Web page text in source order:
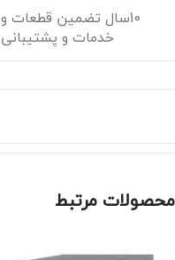
10سال تضمین قطعات و
خدمات و پشتیبانی
محصولات مرتبط